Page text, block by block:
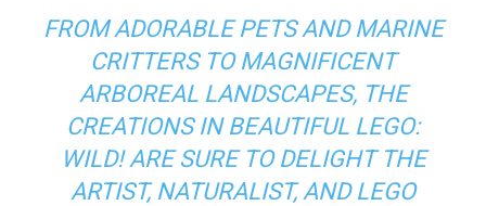
FROM ADORABLE PETS AND MARINE
CRITTERS TO MAGNIFICENT
ARBOREAL LANDSCAPES, THE
CREATIONS IN BEAUTIFUL LEGO:
WILD! ARE SURE TO DELIGHT THE
ARTIST, NATURALIST, AND LEGO